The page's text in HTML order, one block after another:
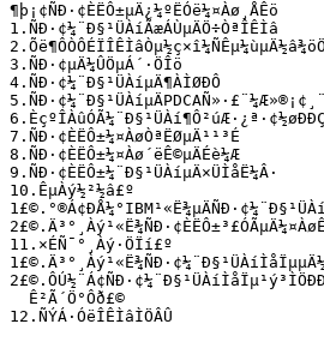
¶þ¡¢ÑÐ·¢ÈËÔ±µÄ¿¼ºËÓë¼¤Àø¸ÅÊö
1.ÑÐ·¢¼¨Ð§¹ÜÀíÃæÁÙµÄÖ÷ÒªÎÊÌâ
3.ÑÐ·¢µÄ¼ÛÖµÁ´·ÖÎö
4.ÑÐ·¢¼¨Ð§¹ÜÀíµÄ¶ÀÌØÐÔ
7.ÑÐ·¢ÈËÔ±¼¤ÀøÒªËØµÄ¹¹³É
8.ÑÐ·¢ÈËÔ±¼¤Àø´ëÊ©µÄÉè¼Æ
9.ÑÐ·¢ÈËÔ±¼¨Ð§¹ÜÀíµÄ×ÜÌåË¼Â·
10.ÊµÀý½²½â£º
11.×ÉÑ¯°¸Àý·ÖÏí£º
  Ê²Ã´Ö°Ôð£©
12.ÑÝÁ·ÓëÎÊÌâÌÖÂÛ